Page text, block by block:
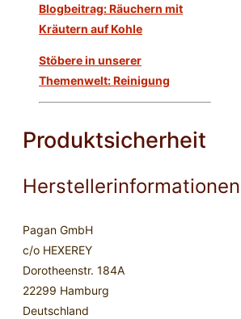
Blogbeitrag: Räuchern mit
Kräutern auf Kohle
Stöbere in unserer
Themenwelt: Reinigung
Produktsicherheit
Herstellerinformationen
Pagan GmbH
c/o HEXEREY
Dorotheenstr. 184A
22299 Hamburg
Deutschland